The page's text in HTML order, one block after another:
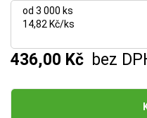
od 3 000 ks
14,82 Kč/ks
436,00 Kč bez